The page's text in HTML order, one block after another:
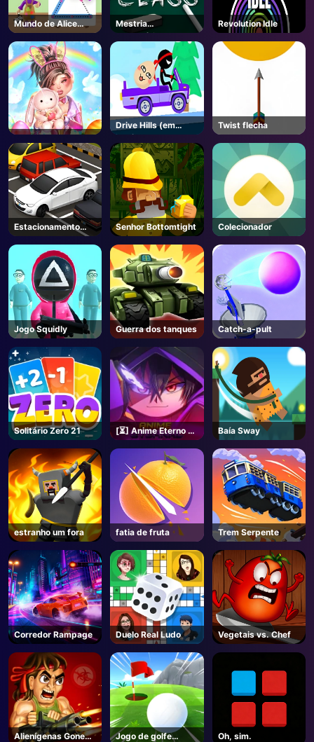
AD
Mundo de Alice
Desenhar Formas
Mestria
Matemática
Revolution Idle
Drive Hills (em
inglês)
Twist flecha
Estacionamento
Carro
Senhor Bottomtight Colecionador
Jogo Squidly Guerra dos tanques Catch-a-pult
Solitário Zero 21
[⏳] Anime Eterno -
Roblox
Baía Sway
estranho um fora fatia de fruta Trem Serpente
Corredor Rampage Duelo Real Ludo Vegetais vs. Chef
Alienígenas Gone
Jogo de golfe
Oh, sim.